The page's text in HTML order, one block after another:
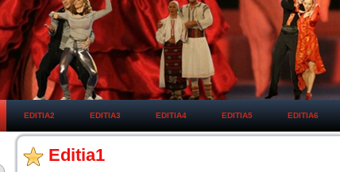
EDITIA2 EDITIA3 EDITIA4 EDITIA5 EDITIA6
Editia1